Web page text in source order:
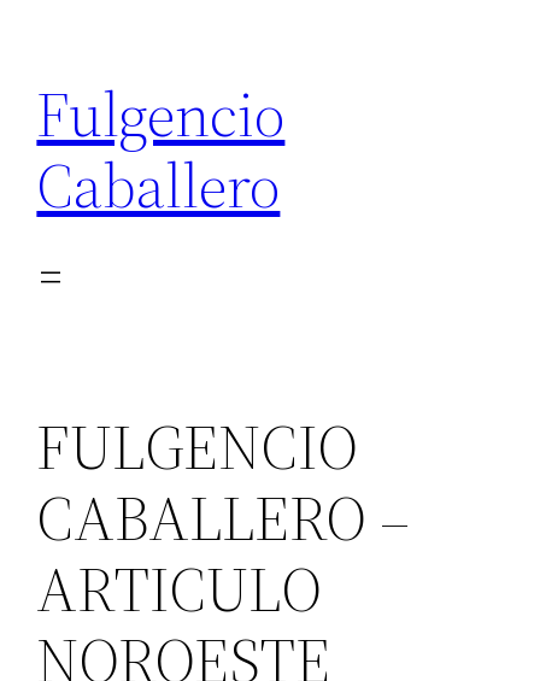
contenido
Fulgencio
Caballero
FULGENCIO
CABALLERO –
ARTICULO
NOROESTE